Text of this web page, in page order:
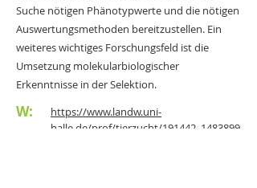
Suche nötigen Phänotypwerte und die nötigen
Auswertungsmethoden bereitzustellen. Ein
weiteres wichtiges Forschungsfeld ist die
Umsetzung molekularbiologischer
Erkenntnisse in der Selektion.
W:
https://www.landw.uni-
halle.de/prof/tierzucht/191442_1483899